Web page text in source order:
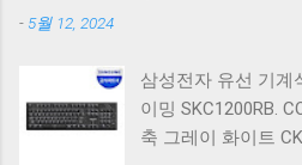
- 5월 12, 2024
삼성전자 유선 기계
이밍 SKC1200RB.
축 그레이 화이트